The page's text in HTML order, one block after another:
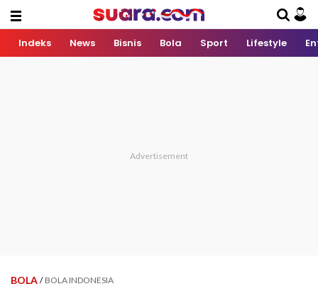
Indeks News Bisnis Bola Sport Lifestyle
BOLA / BOLA INDONESIA